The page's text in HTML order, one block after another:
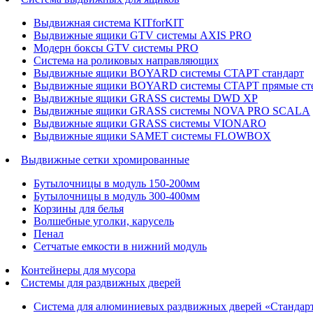
Выдвижная система KITforKIT
Выдвижные ящики GTV системы AXIS PRO
Модерн боксы GTV системы PRO
Система на роликовых направляющих
Выдвижные ящики BOYARD системы СТАРТ стандарт
Выдвижные ящики BOYARD системы СТАРТ прямые
Выдвижные ящики GRASS системы DWD XP
Выдвижные ящики GRASS системы NOVA PRO SCALA
Выдвижные ящики GRASS системы VIONARO
Выдвижные ящики SAMET системы FLOWBOX
Выдвижные сетки хромированные
Бутылочницы в модуль 150-200мм
Бутылочницы в модуль 300-400мм
Корзины для белья
Волшебные уголки, карусель
Пенал
Cетчатые емкости в нижний модуль
Контейнеры для мусора
Системы для раздвижных дверей
Система для алюминиевых раздвижных дверей